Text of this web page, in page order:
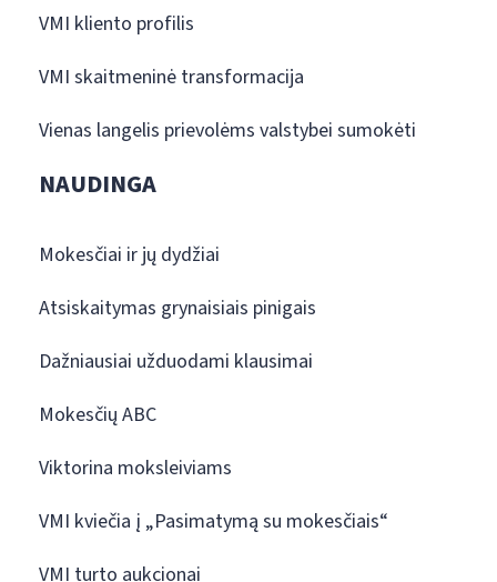
VMI kliento profilis
VMI skaitmeninė transformacija
Vienas langelis prievolėms valstybei sumokėti
NAUDINGA
Mokesčiai ir jų dydžiai
Atsiskaitymas grynaisiais pinigais
Dažniausiai užduodami klausimai
Mokesčių ABC
Viktorina moksleiviams
VMI kviečia į „Pasimatymą su mokesčiais“
VMI turto aukcionai